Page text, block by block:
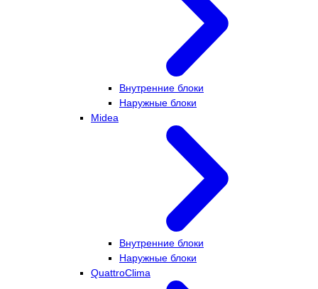
Внутренние блоки
Наружные блоки
Midea
Внутренние блоки
Наружные блоки
QuattroClima